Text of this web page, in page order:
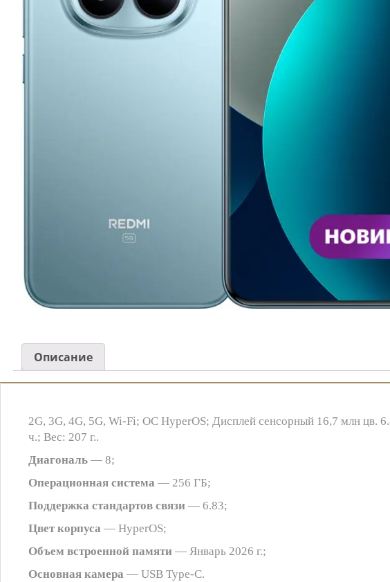
Описание
2G, 3G, 4G, 5G, Wi-Fi; ОС HyperOS; Дисплей сенсорный 16,7 млн
ч.; Вес: 207 г..
Диагональ — 8;
Операционная система — 256 ГБ;
Поддержка стандартов связи — 6.83;
Цвет корпуса — HyperOS;
Объем встроенной памяти — Январь 2026 г.;
Основная камера — USB Type-C.